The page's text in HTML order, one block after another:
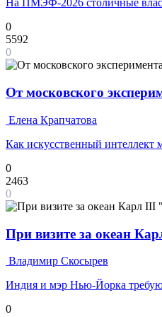
На ПМЭФ-2026 столичные
0
5592
0
От московского
Елена Крапчатова
Как искусственный интеллект
0
2463
0
При визите за океан
Владимир Скосырев
Индия и мэр Нью-Йорка
0